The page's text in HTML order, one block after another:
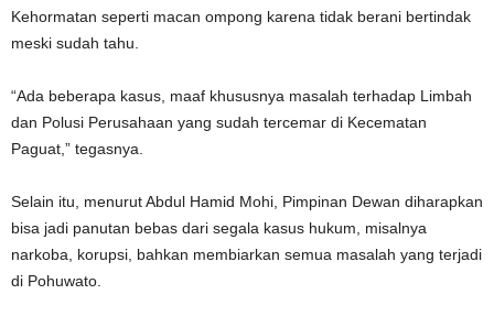
Kehormatan seperti macan ompong karena tidak berani bertindak
meski sudah tahu.
“Ada beberapa kasus, maaf khususnya masalah terhadap Limbah
dan Polusi Perusahaan yang sudah tercemar di Kecematan
Paguat,” tegasnya.
Selain itu, menurut Abdul Hamid Mohi, Pimpinan Dewan diharapkan
bisa jadi panutan bebas dari segala kasus hukum, misalnya
narkoba, korupsi, bahkan membiarkan semua masalah yang terjadi
di Pohuwato.